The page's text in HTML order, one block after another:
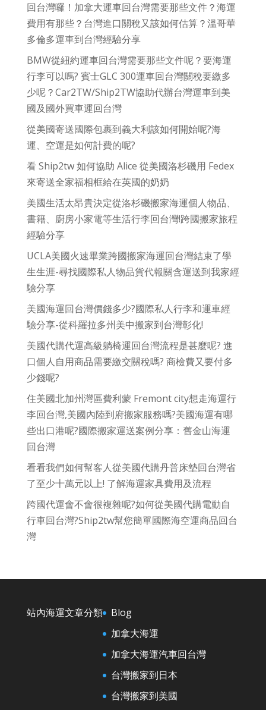
回台灣囉！加拿大運車回台灣需要那些文件？海運
費用有那些？台灣進口關稅又該如何估算？溫哥華
多倫多運車到台灣經驗分享
BMW從紐約運車回台灣需要那些文件呢？要海運
行李可以嗎? 賓士GLC 300運車回台灣關稅要繳多
少呢？Car2TW/Ship2TW協助代辦台灣運車到美
國及國外買車運回台灣
從美國寄送國際包裹到義大利該如何開始呢?海
運、空運是如何計費的呢?
看 Ship2tw 如何協助 Alice 從美國洛杉磯用 Fedex
來寄送全家福相框給在英國的奶奶
美國生活太昂貴決定從洛杉磯搬家海運個人物品、
書籍、廚房小家電等生活行李回台灣!跨國搬家旅程
經驗分享
UCLA美國火速畢業跨國搬家海運回台灣結束了學
生生涯-尋找國際私人物品貨代報關含運送到我家經
驗分享
美國海運回台灣價錢多少?國際私人行李和運車經
驗分享-從科羅拉多州美中搬家到台灣彰化!
美國代購代運高級躺椅運回台灣流程是甚麼呢? 進
口個人自用商品需要繳交關稅嗎? 商檢費又要付多
少錢呢?
住美國北加州灣區費利蒙 Fremont city想走海運行
李回台灣,美國內陸到府搬家服務嗎?美國海運有哪
些出口港呢?國際搬家運送案例分享：舊金山海運
回台灣
看看我們如何幫客人從美國代購丹普床墊回台灣省
了至少十萬元以上! 了解海運家具費用及流程
跨國代運會不會很複雜呢?如何從美國代購電動自
行車回台灣?Ship2tw幫您簡單國際海空運商品回台
灣
站內海運文章分類
Blog
加拿大海運
加拿大海運汽車回台灣
台灣搬家到日本
台灣搬家到美國